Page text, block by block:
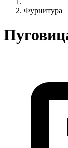
Фурнитура